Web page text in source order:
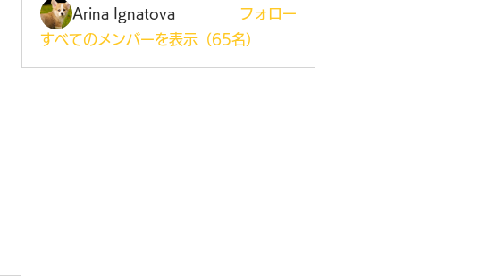
Arina Ignatova
フォロー
すべてのメンバーを表示（65名）